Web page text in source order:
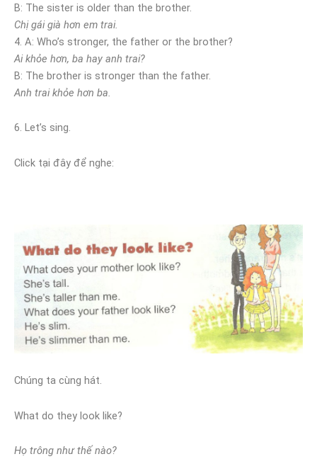
B: The sister is older than the brother.
Chị gái già hơn em trai.
4. A: Who’s stronger, the father or the brother?
Ai khỏe hơn, ba hay anh trai?
B: The brother is stronger than the father.
Anh trai khỏe hơn ba.
6. Let’s sing.
Click tại đây để nghe:
Chúng ta cùng hát.
What do they look like?
Họ trông như thế nào?